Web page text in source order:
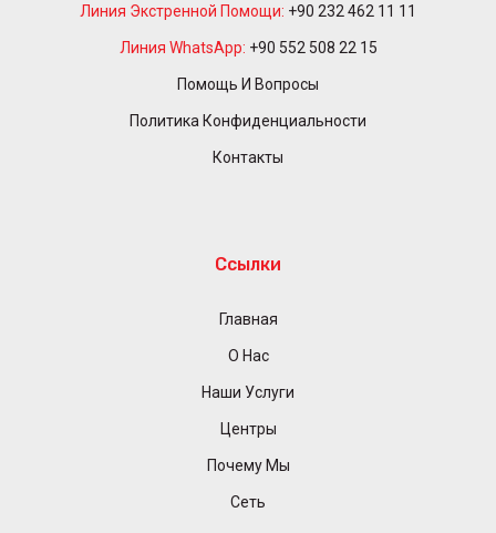
Линия Экстренной Помощи: +90 232 462 11 11
Линия WhatsApp: +90 552 508 22 15
Помощь И Вопросы
Политика Конфиденциальности
Контакты
Ссылки
Главная
О Нас
Наши Услуги
Центры
Почему Мы
Сеть